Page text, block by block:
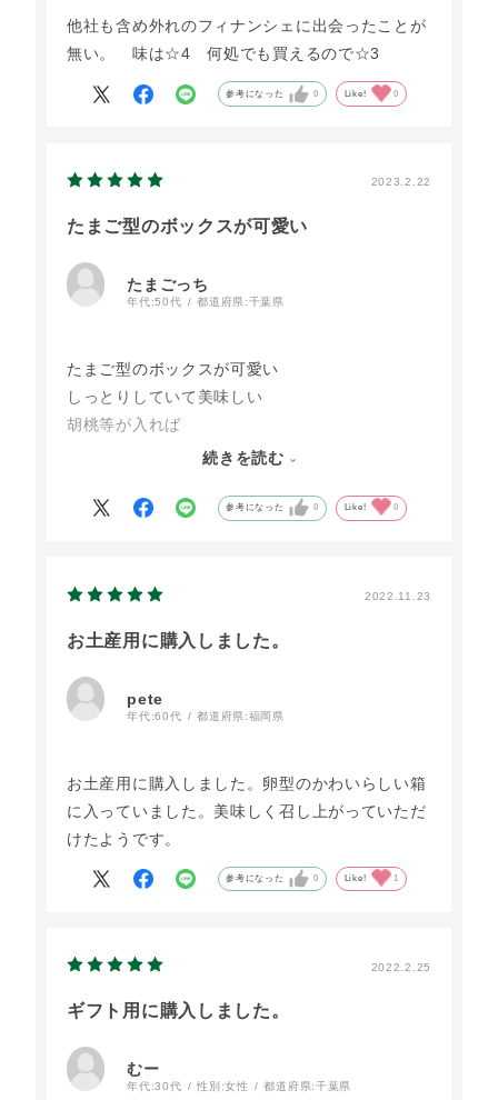
他社も含め外れのフィナンシェに出会ったことが
無い。 味は☆4 何処でも買えるので☆3
参考になった 0 Like! 0
2023.2.22
たまご型のボックスが可愛い
たまごっち
年代:50代 都道府県:千葉県
たまご型のボックスが可愛い
しっとりしていて美味しい
胡桃等が入れば
食感も楽しめていいかも
贅沢な時間を過ごしました
続きを読む
参考になった 0 Like! 0
2022.11.23
お土産用に購入しました。
pete
年代:60代 都道府県:福岡県
お土産用に購入しました。卵型のかわいらしい箱
に入っていました。美味しく召し上がっていただ
けたようです。
参考になった 0 Like! 1
2022.2.25
ギフト用に購入しました。
むー
年代:30代 性別:女性 都道府県:千葉県